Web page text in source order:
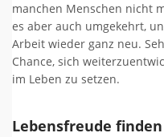
manchen Menschen nicht
es aber auch umgekehrt,
Arbeit wieder ganz neu.
Chance, sich
im Leben zu setzen.
Lebensfreude finden